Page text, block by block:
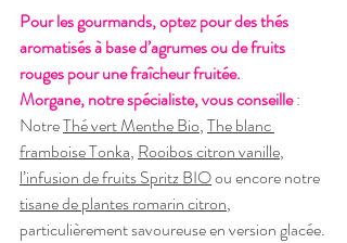
Pour les gourmands, optez pour des thés
aromatisés à base d’agrumes ou de fruits
rouges pour une fraîcheur fruitée.
Morgane, notre spécialiste, vous conseille :
Notre Thé vert Menthe Bio, The blanc
framboise Tonka, Rooibos citron vanille,
l’infusion de fruits Spritz BIO ou encore notre
tisane de plantes romarin citron,
particulièrement savoureuse en version glacée.